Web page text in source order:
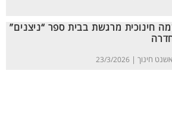
חינוכית מרגשת בבית ספר “ניצנים”
חינוך | 23/3/2026